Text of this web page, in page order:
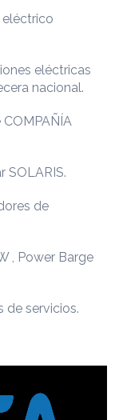
eléctricas
nacional.
SOLARIS.
de
, Power Barge
de servicios.